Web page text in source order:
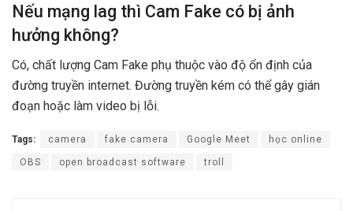
Nếu mạng lag thì Cam Fake có bị ảnh
hưởng không?
Có, chất lượng Cam Fake phụ thuộc vào độ ổn định của
đường truyền internet. Đường truyền kém có thể gây gián
đoạn hoặc làm video bị lỗi.
Tags: camera fake camera Google Meet học online
OBS open broadcast software troll